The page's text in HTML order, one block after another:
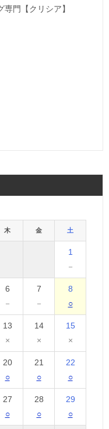
門【クリシア】
木 金 土
1
－
6
－
7
－
8
○
13
×
14
×
15
×
20
○
21
○
22
○
27
○
28
○
29
○